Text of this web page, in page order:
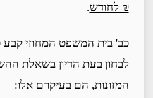
₪ לחודש.
כב' בית המשפט המחוזי קבע
לבחון בעת הדיון בשאלת
המזונות, הם בעיקרם אלו: